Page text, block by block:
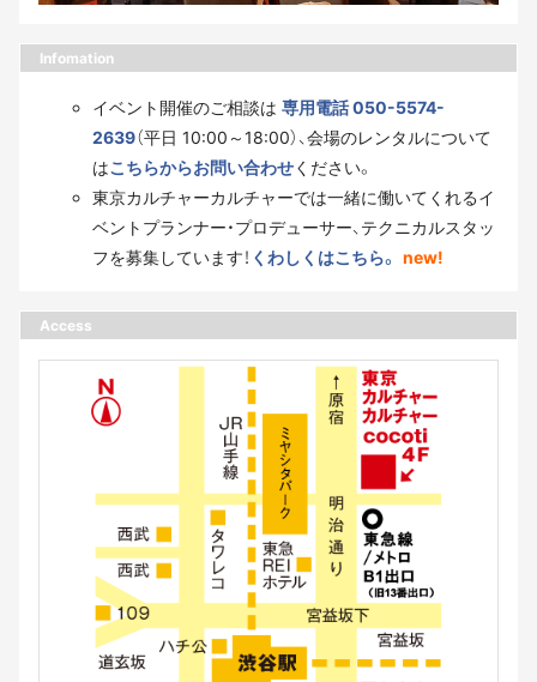
Infomation
イベント開催のご相談は 専用電話 050-5574-
2639（平日 10:00～18:00）、会場のレンタルについて
はこちらからお問い合わせください。
東京カルチャーカルチャーでは一緒に働いてくれるイ
ベントプランナー・プロデューサー、テクニカルスタッ
フを募集しています！ くわしくはこちら。 new!
Access